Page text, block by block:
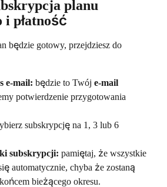
planu
i płatność
będzie gotowy, przejdziesz do
e-mail: będzie to Twój e-mail
potwierdzenie przygotowania
subskrypcję na 1, 3 lub 6
subskrypcji: pamiętaj, że wszystkie
automatycznie, chyba że zostaną
bieżącego okresu.